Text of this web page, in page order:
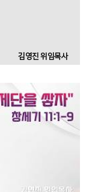
김영진 위임목사